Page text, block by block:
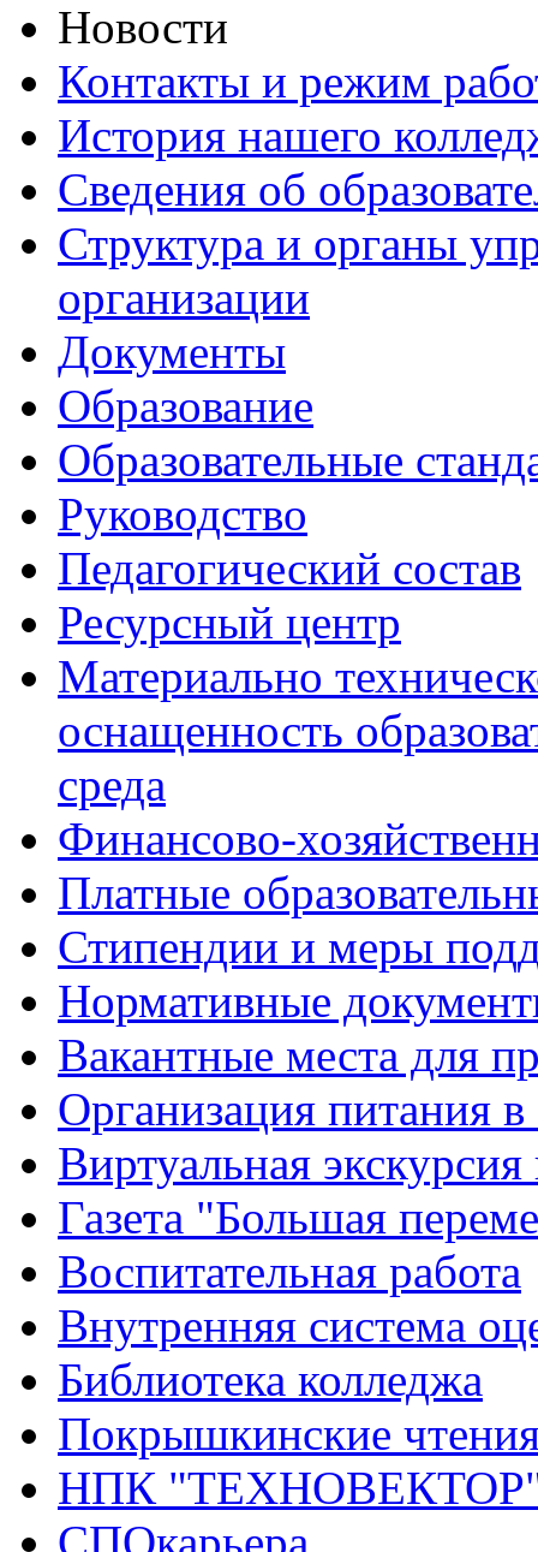
Новости
Контакты и режим
История нашего
Сведения об
Структура и органы
организации
Документы
Образование
Образовательные
Руководство
Педагогический состав
Ресурсный центр
Материально
оснащенность
среда
Финансово-
Платные
Стипендии и меры
Нормативные
Вакантные места для
Организация питания в
Виртуальная
Газета "Большая
Воспитательная работа
Внутренняя система
Библиотека колледжа
Покрышкинские
НПК